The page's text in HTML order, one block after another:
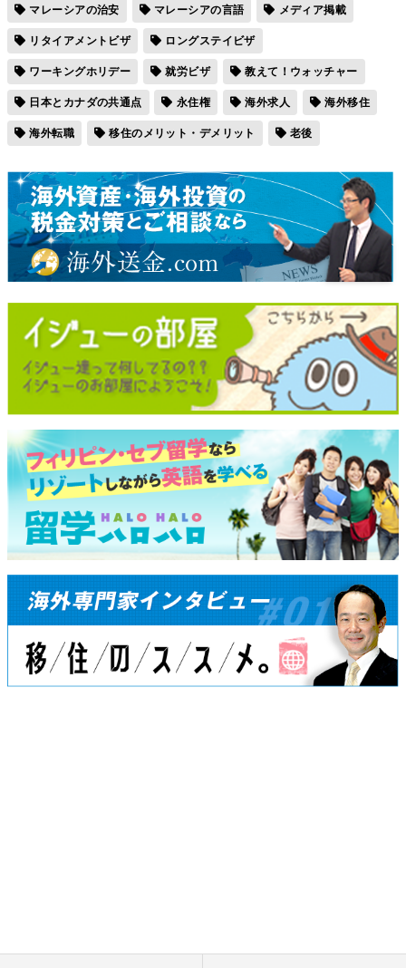
マレーシアの治安
マレーシアの言語
メディア掲載
リタイアメントビザ
ロングステイビザ
ワーキングホリデー
就労ビザ
教えて！ウォッチャー
日本とカナダの共通点
永住権 海外求人
海外移住
海外転職
移住のメリット・デメリット 老後